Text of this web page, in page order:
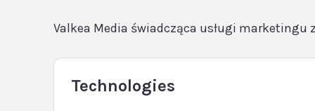
Valkea Media świadcząca usługi marketingu
Technologies